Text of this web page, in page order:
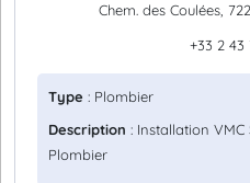
Chem. des Coulées,
+33 2 43
Type : Plombier
Description : Installation VMC
Plombier